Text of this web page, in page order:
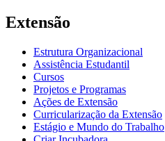
Extensão
Estrutura Organizacional
Assistência Estudantil
Cursos
Projetos e Programas
Ações de Extensão
Curricularização da Extensão
Estágio e Mundo do Trabalho